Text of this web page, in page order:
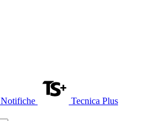
Notifiche Tecnica Plus